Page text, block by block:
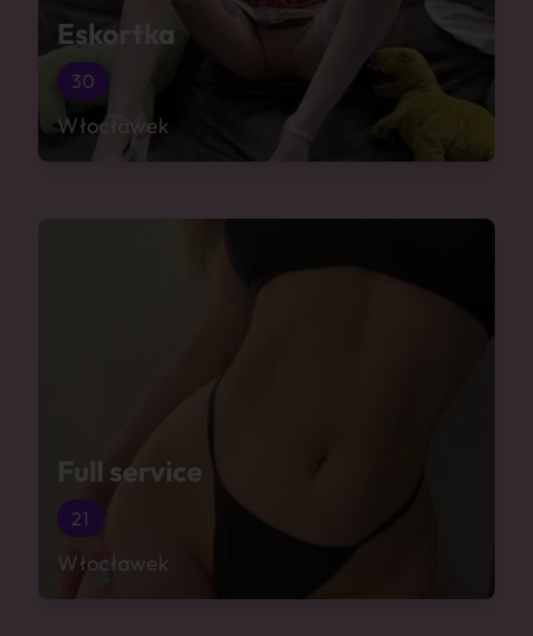
Eskortka
30
Włocławek
Full service
21
Włocławek